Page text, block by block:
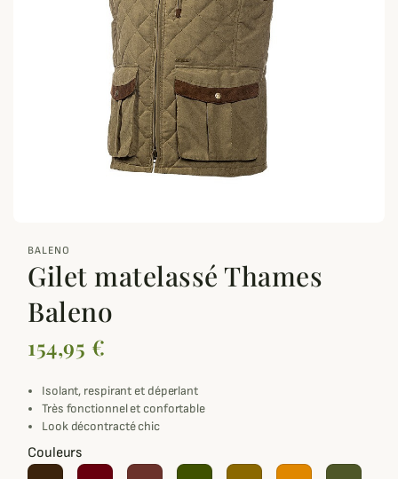
BALENO
Gilet matelassé Thames
Baleno
154,95 €
Isolant, respirant et déperlant
Très fonctionnel et confortable
Look décontracté chic
Couleurs